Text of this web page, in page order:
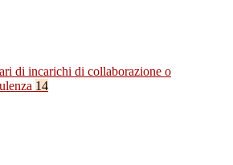
di incarichi di collaborazione o
14